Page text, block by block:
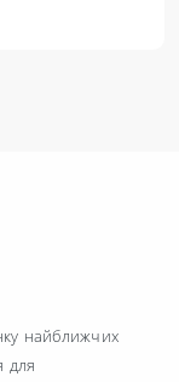
найближчих
для